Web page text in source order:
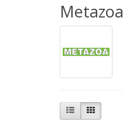
Metazoa